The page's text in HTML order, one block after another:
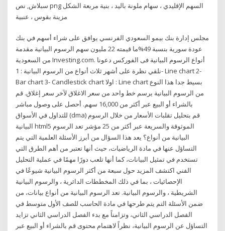
سبلاش, نص png السهم الإقليدي ، سهام ملونة باليد ، بنية مربعة الشكل
مزينة بقوس ، عنبية
مجلس إدارة بنك بيمو السعودي الفرنسي يوافق على شراء أسهم في بنك
عودة سورية بنسبة 49%ما قيمته 22 مليون سهم الرسوم البيانية مقدمة
من السعودية Investing.com. أنواع الرسوم البيانية فى الفوركس دعونا
نلقي نظرة على أشهر ثلاث أنواع من الرسوم البيانية : 1- Line chart 2-
Bar chart 3- Candlestick chart اولا : Line chart بسيط جدا هذا النوع
من الرسوم البيانية يرسم خط واحد من سعر الاغلاق لآخر سعر إغلاق. قم
بالشراء أو البيع عبر أكثر من 16,000 سهم. أحصل على وصول مباشر
للتداول في الأسواق (dma) قم بتحليل تقلبات الأسعار من خلال الرسوم
البيانية html5 الموثوقة والسريعة عبر أكثر من 25 مؤشر تعد الرسوم
البيانية من أنواع؟ يعد هذا السؤال من أبرز الأسئلة العلمية التي يتم
التساؤل عنها في مادة الرياضيات، حيث أنها تعتبر من أهم الطرق التي
تستخدم في تمثيل البيانات، كما أنها تلعب دورًا مهمًا في عملية التحليل
الفني اكتشف المزيد حول سبعة من أكثر الرسوم البيانية شيوعًا في
الإحصائيات ، بما في ذلك المخططات الدائرية ، والرسوم البيانية
الشريطية ، والرسوم البيانية. تعد الرسوم البيانية من أنواع بيانات، من
ضمن الأسئلة التم يتم طرحها في مادة الحاسب للصف الأول متوسط في
الفصل الدراسي الثاني، وتزامناً مع بدء الفصل الدراسي الثاني تزايد
التساؤل عن الرسوم البيانية، نظراً لاهتمام محتوى قم بالشراء أو البيع عبر